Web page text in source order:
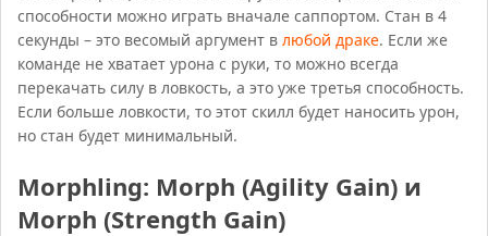
способности можно играть вначале саппортом. Стан в 4
секунды – это весомый аргумент влюбой драке. Если же
команде не хватает урона с руки, то можно всегда
перекачать силу в ловкость, а это уже третья способность.
Если больше ловкости, то этот скилл будет наносить урон,
но стан будет минимальный.
Morphling: Morph (Agility Gain) и
Morph (Strength Gain)